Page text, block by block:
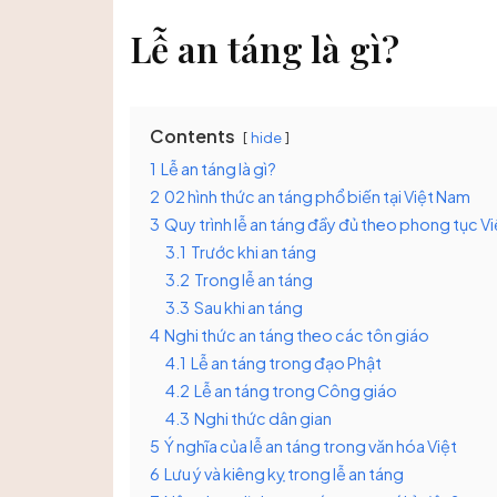
Lễ an táng là gì?
Contents hide
1 Lễ an táng là gì?
2 02 hình thức an táng phổ biến tại Việt Nam
3 Quy trình lễ an táng đầy đủ theo phong tục
3.1 Trước khi an táng
3.2 Trong lễ an táng
3.3 Sau khi an táng
4 Nghi thức an táng theo các tôn giáo
4.1 Lễ an táng trong đạo Phật
4.2 Lễ an táng trong Công giáo
4.3 Nghi thức dân gian
5 Ý nghĩa của lễ an táng trong văn hóa Việt
6 Lưu ý và kiêng kỵ trong lễ an táng